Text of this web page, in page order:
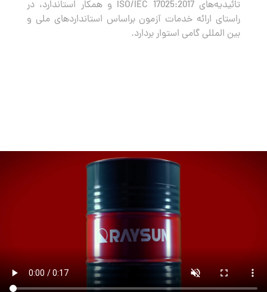
تائیدیه‌های ISO/IEC 17025:2017 و همکار استاندارد، در
راستای ارائه خدمات آزمون براساس استانداردهای ملی و
بین المللی گامی استوار بردارد.